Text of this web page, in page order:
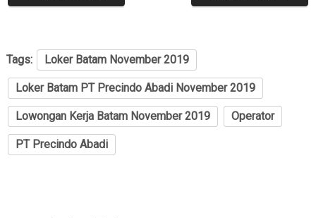
Tags: Loker Batam November 2019
Loker Batam PT Precindo Abadi November 2019
Lowongan Kerja Batam November 2019 Operator
PT Precindo Abadi